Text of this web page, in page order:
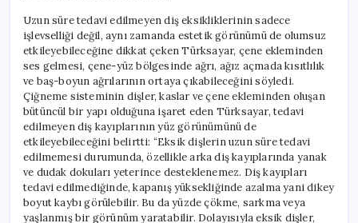
Uzun süre tedavi edilmeyen diş eksikliklerinin sadece
işlevselliği değil, aynı zamanda estetik görünümü de olumsuz
etkileyebileceğine dikkat çeken Türksayar, çene ekleminden
ses gelmesi, çene-yüz bölgesinde ağrı, ağız açmada kısıtlılık
ve baş-boyun ağrılarının ortaya çıkabileceğini söyledi.
Çiğneme sisteminin dişler, kaslar ve çene ekleminden oluşan
bütüncül bir yapı olduğuna işaret eden Türksayar, tedavi
edilmeyen diş kayıplarının yüz görünümünü de
etkileyebileceğini belirtti: “Eksik dişlerin uzun süre tedavi
edilmemesi durumunda, özellikle arka diş kayıplarında yanak
ve dudak dokuları yeterince desteklenemez. Diş kayıpları
tedavi edilmediğinde, kapanış yüksekliğinde azalma yani dikey
boyut kaybı görülebilir. Bu da yüzde çökme, sarkma veya
yaşlanmış bir görünüm yaratabilir. Dolayısıyla eksik dişler,